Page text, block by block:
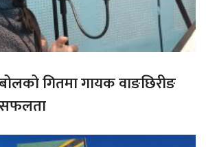
गितमा गायक वाङछिरीङ
सफलता